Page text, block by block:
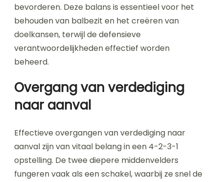
bevorderen. Deze balans is essentieel voor het
behouden van balbezit en het creëren van
doelkansen, terwijl de defensieve
verantwoordelijkheden effectief worden
beheerd.
Overgang van verdediging
naar aanval
Effectieve overgangen van verdediging naar
aanval zijn van vitaal belang in een 4-2-3-1
opstelling. De twee diepere middenvelders
fungeren vaak als een schakel, waarbij ze snel de